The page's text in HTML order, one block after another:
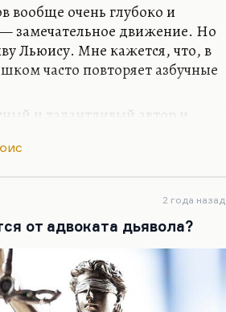
вообще очень глубоко и
замечательное движение. Но
Льюису. Мне кажется, что, в
часто повторяет азбучные
и талантливый автор и
богослов, нежели критик и
есть замечательные
Такой
озона, христианского
в Библии, всегда в Евангелии,
маловато.…
2 года назад
от адвоката дьявола?